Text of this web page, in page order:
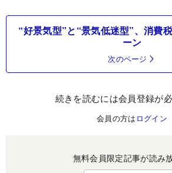
“好景気型”と“景気低迷型”、消費
ーン
次のページ
続きを読むには会員登録が必
会員の方は ログイン
無料会員限定記事が読み